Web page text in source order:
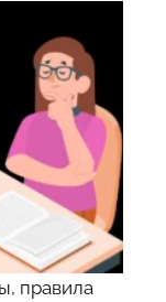
правила